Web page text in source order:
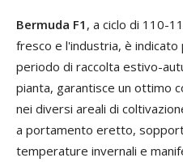
Bermuda F1 , a ciclo di 110-
fresco e l'industria, è
periodo di raccolta estivo-
pianta, garantisce un ottimo
nei diversi areali di
a portamento eretto,
temperature invernali e